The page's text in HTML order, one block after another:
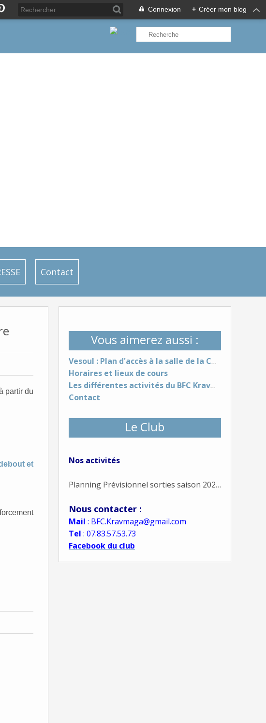
Connexion + Créer mon blog
Contact
Vous aimerez aussi :
Vesoul : Plan d'accès à la salle de la CAC
Horaires et lieux de cours
Les différentes activités du BFC KravMaga Belfort (Self-défense, Jiu-Jitsu, Préparation Physique, Stages, Sorties)
Contact
Le Club
Nos activités
Planning Prévisionnel sorties saison 2022-23 à venir
Nous contacter :
Mail : BFC.Kravmaga@gmail.com
Tel : 07.83.57.53.73
Facebook du club
partir du
et